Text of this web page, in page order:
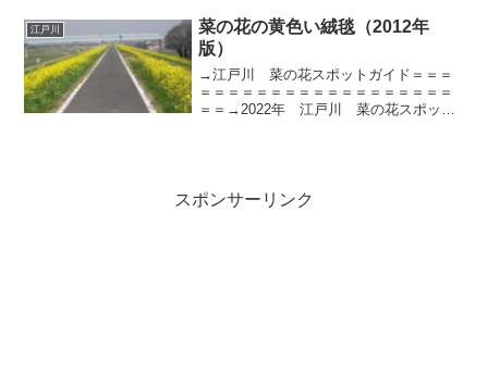
走ろう！ ト...
江戸川
菜の花の黄色い絨毯（2012年
版）
→江戸川 菜の花スポットガイド＝＝＝
＝＝＝＝＝＝＝＝＝＝＝＝＝＝＝＝＝＝
＝＝→2022年 江戸川 菜の花スポット
スポンサーリンク